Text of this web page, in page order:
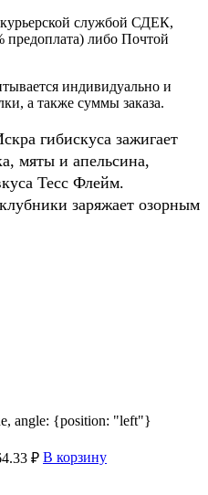
службой СДЕК,
предоплата) либо Почтой
индивидуально и
а также суммы заказа.
гибискуса зажигает
мяты и апельсина,
Тесс Флейм.
заряжает озорным
angle: {position: "left"}
₽ В корзину